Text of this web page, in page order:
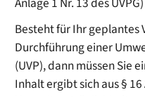
Besteht für Ihr geplantes
Durchführung einer
(UVP), dann müssen Sie
Inhalt ergibt sich aus §